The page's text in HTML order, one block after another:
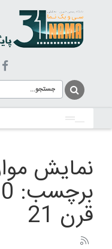
نمایش
قرن 21